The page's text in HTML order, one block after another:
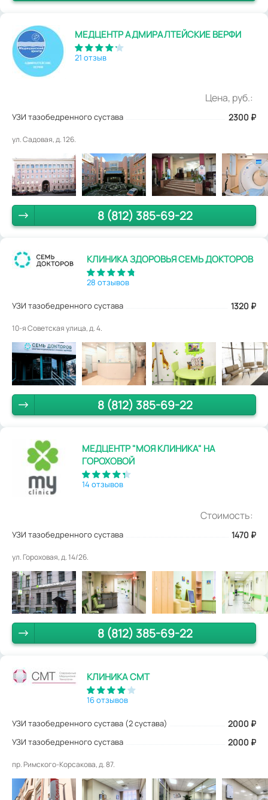
МЕДЦЕНТР АДМИРАЛТЕЙСКИЕ ВЕРФИ
21 отзыв
Цена, руб.:
УЗИ тазобедренного сустава 2300 ₽
ул. Садовая, д. 126.
8 (812) 385-69-22
КЛИНИКА ЗДОРОВЬЯ СЕМЬ ДОКТОРОВ
28 отзывов
УЗИ тазобедренного сустава 1320 ₽
10-я Советская улица, д. 4.
8 (812) 385-69-22
МЕДЦЕНТР "МОЯ КЛИНИКА" НА
ГОРОХОВОЙ
14 отзывов
Стоимость:
УЗИ тазобедренного сустава 1470 ₽
ул. Гороховая, д. 14/26.
8 (812) 385-69-22
КЛИНИКА СМТ
16 отзывов
УЗИ тазобедренного сустава (2 сустава) 2000 ₽
УЗИ тазобедренного сустава 2000 ₽
пр. Римского-Корсакова, д. 87.